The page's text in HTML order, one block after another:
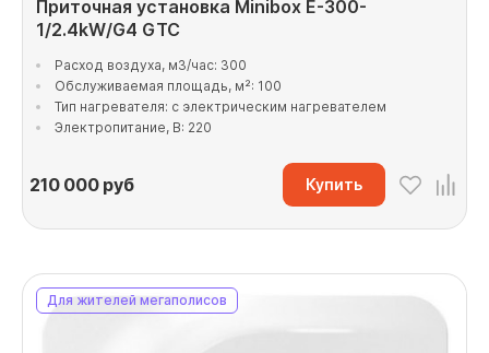
Приточная установка Minibox E-300-
1/2.4kW/G4 GTC
Расход воздуха, м3/час: 300
Обслуживаемая площадь, м²: 100
Тип нагревателя: с электрическим нагревателем
Электропитание, В: 220
210 000руб Купить
Для жителей мегаполисов